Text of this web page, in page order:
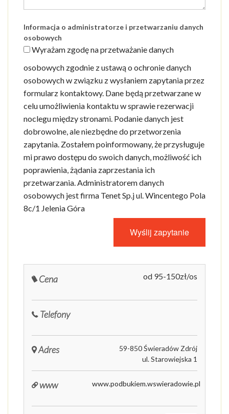
Informacja o administratorze i przetwarzaniu danych
osobowych
Wyrażam zgodę na przetważanie danych
osobowych zgodnie z ustawą o ochronie danych
osobowych w związku z wysłaniem zapytania przez
formularz kontaktowy. Dane będą przetwarzane w
celu umożliwienia kontaktu w sprawie rezerwacji
noclegu między stronami. Podanie danych jest
dobrowolne, ale niezbędne do przetworzenia
zapytania. Zostałem poinformowany, że przysługuje
mi prawo dostępu do swoich danych, możliwość ich
poprawienia, żądania zaprzestania ich
przetwarzania. Administratorem danych
osobowych jest firma Tenet Sp.j ul. Wincentego Pola
8c/1 Jelenia Góra
Cena od 95-150zł/os
Telefony
Adres
59-850 Świeradów Zdrój
ul. Starowiejska 1
www www.podbukiem.wswieradowie.pl